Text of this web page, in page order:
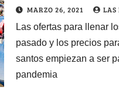
MARZO 26, 2021 LAS
Las ofertas para llenar
pasado y los precios
santos empiezan a ser
pandemia